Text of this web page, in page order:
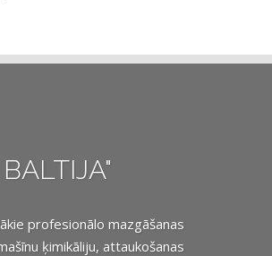
profesionālo mazgāšanas
ķimikāliju, attaukošanas